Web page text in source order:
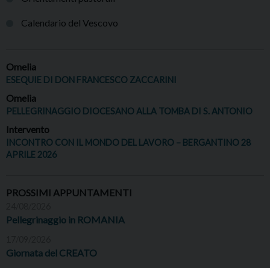
Calendario del Vescovo
Omelia
ESEQUIE DI DON FRANCESCO ZACCARINI
Omelia
PELLEGRINAGGIO DIOCESANO ALLA TOMBA DI S. ANTONIO
Intervento
INCONTRO CON IL MONDO DEL LAVORO – BERGANTINO 28
APRILE 2026
PROSSIMI APPUNTAMENTI
Pellegrinaggio in ROMANIA
Giornata del CREATO